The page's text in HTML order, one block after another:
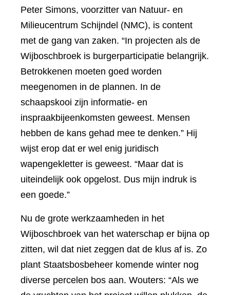
Peter Simons, voorzitter van Natuur- en
Milieucentrum Schijndel (NMC), is content
met de gang van zaken. “In projecten als de
Wijboschbroek is burgerparticipatie belangrijk.
Betrokkenen moeten goed worden
meegenomen in de plannen. In de
schaapskooi zijn informatie- en
inspraakbijeenkomsten geweest. Mensen
hebben de kans gehad mee te denken.” Hij
wijst erop dat er wel enig juridisch
wapengekletter is geweest. “Maar dat is
uiteindelijk ook opgelost. Dus mijn indruk is
een goede.”
Nu de grote werkzaamheden in het
Wijboschbroek van het waterschap er bijna op
zitten, wil dat niet zeggen dat de klus af is. Zo
plant Staatsbosbeheer komende winter nog
diverse percelen bos aan. Wouters: “Als we